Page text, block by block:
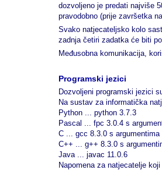
dozvoljeno je predati najviše
pravodobno (prije završetka
Svako natjecateljsko kolo
zadnja četiri zadatka će biti
Međusobna komunikacija,
Programski jezici
Dozvoljeni programski jezici
Na sustav za informatička
Python ... python 3.7.3
Pascal ... fpc 3.0.4 s
C ... gcc 8.3.0 s argumentima
C++ ... g++ 8.3.0 s
Java ... javac 11.0.6
Napomena za natjecatelje